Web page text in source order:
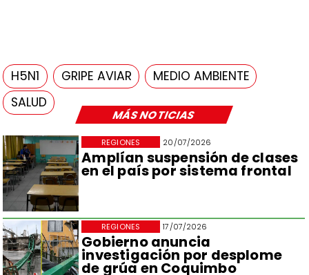
MÁS NOTICIAS
20/07/2026
Amplían suspensión de clases
en el país por sistema frontal
REGIONES
17/07/2026
Gobierno anuncia
investigación por desplome
de grúa en Coquimbo
REGIONES
H5N1 GRIPE AVIAR
MEDIO AMBIENTE
SALUD